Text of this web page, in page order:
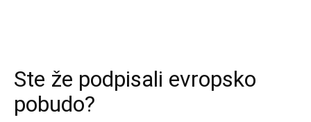
Ste že podpisali evropsko
pobudo?